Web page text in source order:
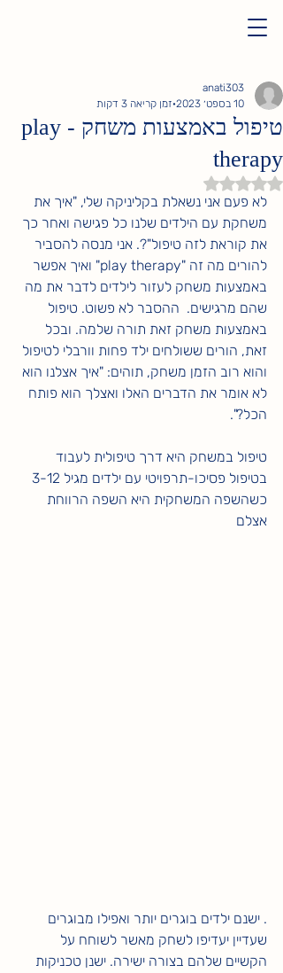
טיפול באמצעות משחק - play
therapy
anati303
10 בספט׳ 2023
זמן קריאה 3 דקות
דירוג של NaN מתוך 5 כוכבים
לא פעם אני נשאלת בקליניקה שלי, "איך את
משחקת עם הילדים שלנו כל פגישה ואחר כך
את קוראת לזה טיפול"?. אני מנסה להסביר
להורים מה זה "play therapy" ואיך אפשר
באמצעות משחק לעזור לילדים לדבר את מה
שהם מרגישים.  ההסבר לא פשוט. טיפול
באמצעות משחק זאת תורה שלמה. ובכל
זאת, הורים ששולחים ילד פחות וורבלי לטיפול
והוא רוב הזמן משחק, תוהים: "איך אצלנו הוא
לא אומר את הדברים האלו ואצלך הוא פותח
הכל?".
טיפול במשחק היא דרך טיפולית לעבוד
כשהשפה המשחקית היא השפה הרווחת
אצלם
. ישנם ילדים בוגרים יותר ואפילו מבוגרים
שעדיין יעדיפו לשחק מאשר לשוחח על
הקשיים שלהם בצורה ישירה. ישנן טכניקות